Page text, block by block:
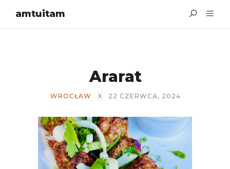
amtuitam
Ararat
WROCŁAW X 22 CZERWCA, 2024